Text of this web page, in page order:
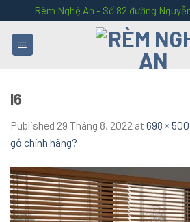
to
content
Rèm Nghệ An - Số 82 đường
l6
Published 29 Tháng 8, 2022 at 698 × 500
gỗ chính hãng?